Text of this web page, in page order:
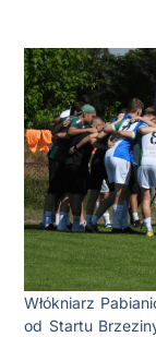
Włókniarz
od Startu